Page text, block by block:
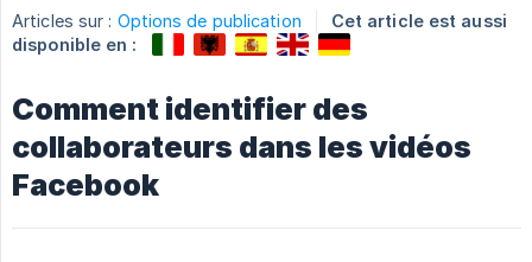
Articles sur : Options de publication
Cet article est aussi
disponible en :
Comment identifier des
collaborateurs dans les vidéos
Facebook